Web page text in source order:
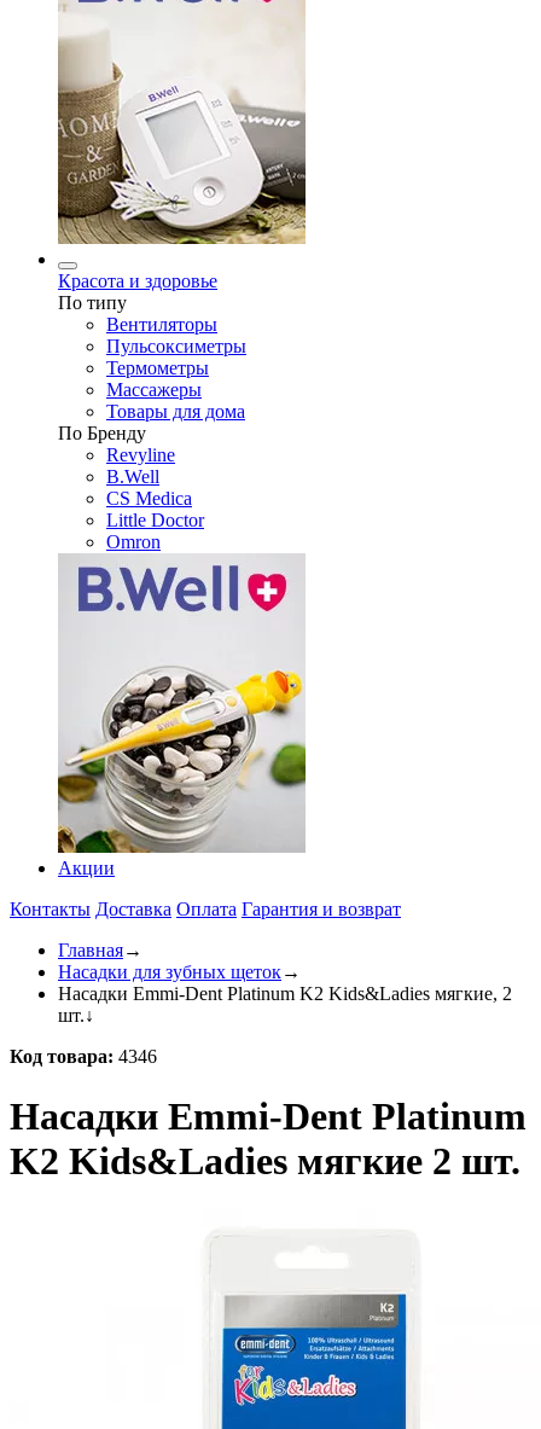
Красота и здоровье
По типу
Вентиляторы
Пульсоксиметры
Термометры
Массажеры
Товары для дома
По Бренду
Revyline
B.Well
CS Medica
Little Doctor
Omron
Акции
Контакты Доставка Оплата Гарантия и возврат
Главная→
Насадки для зубных щеток→
Насадки Emmi-Dent Platinum K2 Kids&Ladies мягкие, 2
шт.↓
Код товара: 4346
Насадки Emmi-Dent Platinum
K2 Kids&Ladies мягкие 2 шт.